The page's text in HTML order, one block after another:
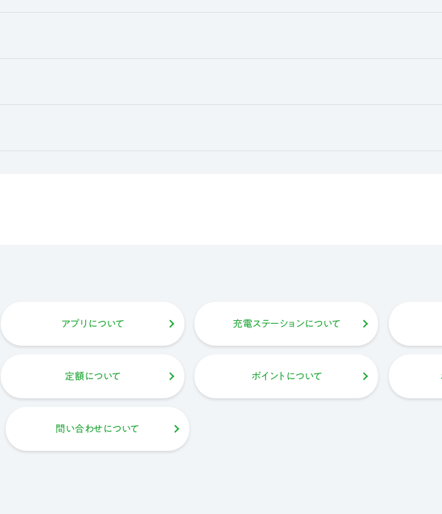
アプリについて 充電ステーションについて
定額について ポイントについて
問い合わせについて